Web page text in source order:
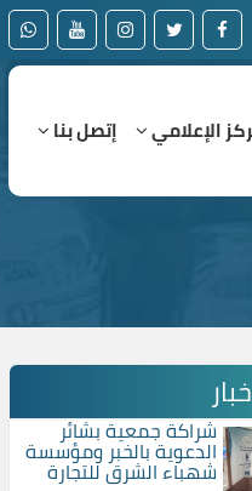
الإعلامي إتصل بنا
شراكة جمعية بشائر
الدعوية بالخبر ومؤسسة
شهباء الشرق للتجارة